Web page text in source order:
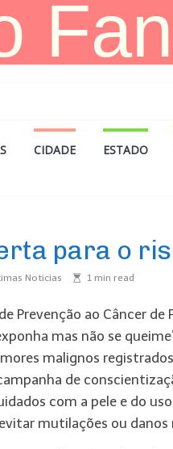
CIDADE ESTADO
para o
Noticias 1 min read
Prevenção ao Câncer de
mas não se
malignos
de
com a pele e do
mutilações ou danos